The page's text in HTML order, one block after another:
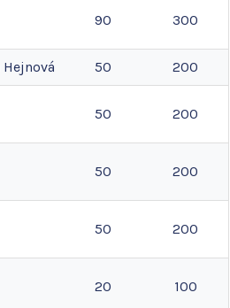
90 300
Hejnová 50 200
50 200
50 200
50 200
20 100